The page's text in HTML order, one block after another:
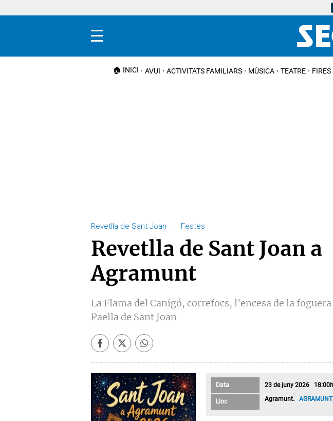
Menú
🏠 INICI AVUI ACTIVITATS FAMILIARS MÚSICA TEATRE FIRES
Revetlla de Sant Joan · Festes
Revetlla de Sant Joan a
Agramunt
La Flama del Canigó, correfocs, l'encesa de la
Paella de Sant Joan
Data 23 de juny 2026 18:00h
Lloc Agramunt. AGRAMUNT